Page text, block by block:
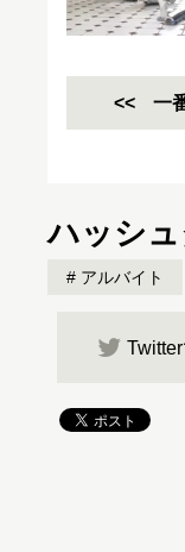
一
ハッシ
アルバイト
Twitter